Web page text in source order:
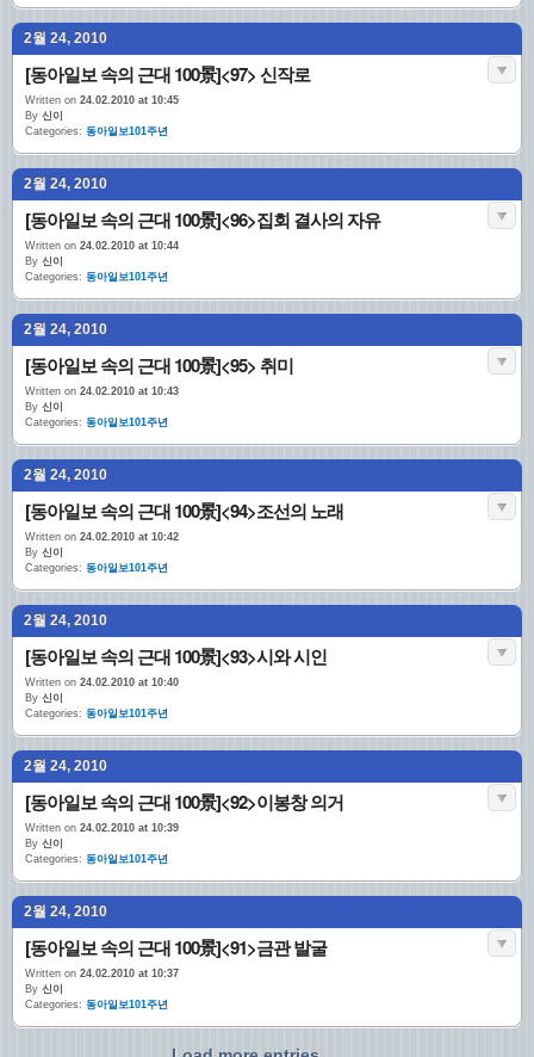
2월 24, 2010
[동아일보 속의 근대 100景]<97> 신작로
Written on 24.02.2010 at 10:45
By 신이
Categories: 동아일보101주년
2월 24, 2010
[동아일보 속의 근대 100景]<96>집회 결사의 자유
Written on 24.02.2010 at 10:44
By 신이
Categories: 동아일보101주년
2월 24, 2010
[동아일보 속의 근대 100景]<95> 취미
Written on 24.02.2010 at 10:43
By 신이
Categories: 동아일보101주년
2월 24, 2010
[동아일보 속의 근대 100景]<94>조선의 노래
Written on 24.02.2010 at 10:42
By 신이
Categories: 동아일보101주년
2월 24, 2010
[동아일보 속의 근대 100景]<93>시와 시인
Written on 24.02.2010 at 10:40
By 신이
Categories: 동아일보101주년
2월 24, 2010
[동아일보 속의 근대 100景]<92>이봉창 의거
Written on 24.02.2010 at 10:39
By 신이
Categories: 동아일보101주년
2월 24, 2010
[동아일보 속의 근대 100景]<91>금관 발굴
Written on 24.02.2010 at 10:37
By 신이
Categories: 동아일보101주년